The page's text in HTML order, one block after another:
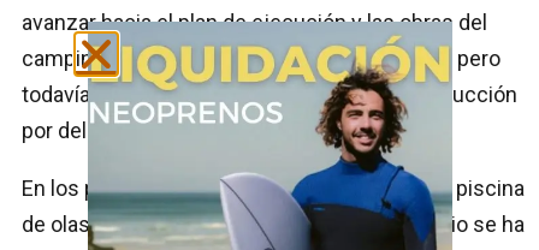
avanzar hacia el plan de ejecución y las obras del
camping‑resort con laguna de surf en Cal Pla, pero
todavía quedan trámites técnicos y de construcción
por delante.
En los primeros planes se hablaba de tener la piscina
de olas operativa hacia 2025, pero el calendario se ha